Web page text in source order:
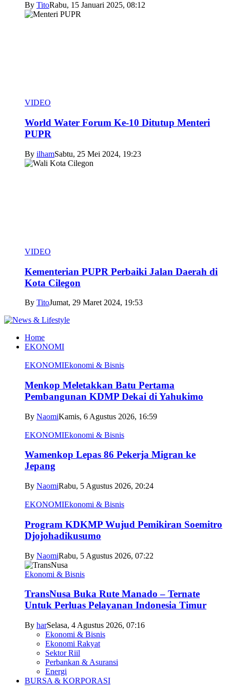
By TitoRabu, 15 Januari 2025, 08:12
VIDEO
World Water Forum Ke-10 Ditutup Menteri
PUPR
By ilhamSabtu, 25 Mei 2024, 19:23
VIDEO
Kementerian PUPR Perbaiki Jalan Daerah di
Kota Cilegon
By TitoJumat, 29 Maret 2024, 19:53
Home
EKONOMI
EKONOMIEkonomi & Bisnis
Menkop Meletakkan Batu Pertama
Pembangunan KDMP Dekai di Yahukimo
By NaomiKamis, 6 Agustus 2026, 16:59
EKONOMIEkonomi & Bisnis
Wamenkop Lepas 86 Pekerja Migran ke
Jepang
By NaomiRabu, 5 Agustus 2026, 20:24
EKONOMIEkonomi & Bisnis
Program KDKMP Wujud Pemikiran Soemitro
Djojohadikusumo
By NaomiRabu, 5 Agustus 2026, 07:22
Ekonomi & Bisnis
TransNusa Buka Rute Manado – Ternate
Untuk Perluas Pelayanan Indonesia Timur
By harSelasa, 4 Agustus 2026, 07:16
Ekonomi & Bisnis
Ekonomi Rakyat
Sektor Riil
Perbankan & Asuransi
Energi
BURSA & KORPORASI